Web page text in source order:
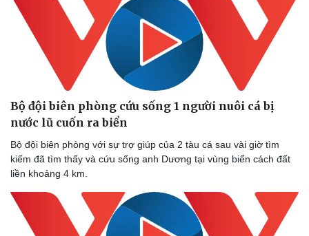
Bộ đội biên phòng cứu sống 1 người nuôi cá bị
nước lũ cuốn ra biển
Bộ đội biên phòng với sự trợ giúp của 2 tàu cá sau vài giờ tìm
kiếm đã tìm thấy và cứu sống anh Dương tại vùng biển cách đất
liền khoảng 4 km.